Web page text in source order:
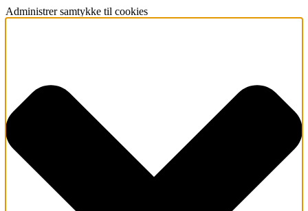
Administrer samtykke til cookies